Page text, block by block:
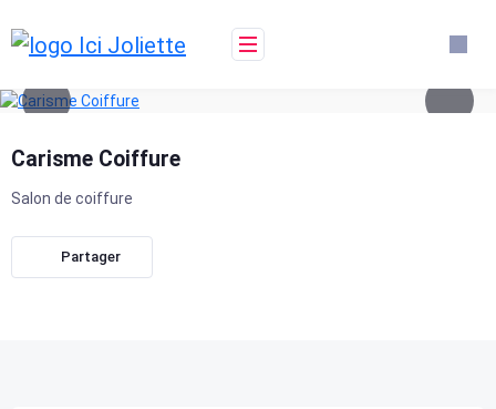
to
content
Carisme Coiffure
Salon de coiffure
Partager